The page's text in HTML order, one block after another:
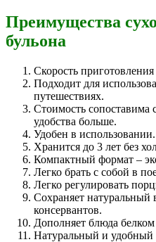
Преимущества
бульона
Скорость
Подходит для
путешествиях.
Стоимость сопоставима
удобства больше.
Удобен в использовании.
Хранится до 3 лет без
Компактный формат –
Легко брать с собой в
Легко регулировать
Сохраняет натуральный
консервантов.
Дополняет блюда
Натуральный и удобный